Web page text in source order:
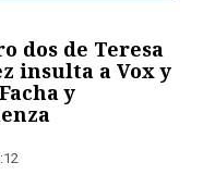
dos de Teresa
insulta a Vox y
y